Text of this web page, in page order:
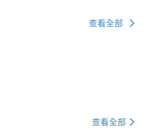
查看全部
查看全部